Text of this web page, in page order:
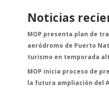
Noticias
MOP presenta plan de
aeródromo de Puerto
turismo en temporada
MOP inicia proceso de
la futura ampliación del